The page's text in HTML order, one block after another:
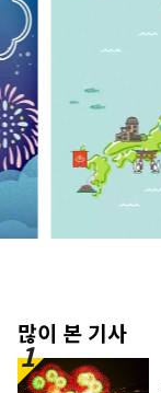
많이 본 기사